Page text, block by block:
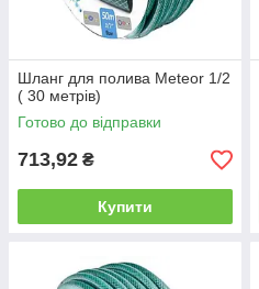
Шланг для полива Meteor 1/2
( 30 метрів)
Готово до відправки
713,92 ₴
Купити